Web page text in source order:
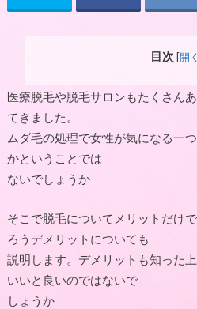
目次 [開
医療脱毛や脱毛サロンもたくさん
てきました。
ムダ毛の処理で女性が気になる一
かということでは
ないでしょうか
そこで脱毛についてメリットだけ
ろうデメリットについても
説明します。デメリットも知った
いいと良いのではないで
しょうか